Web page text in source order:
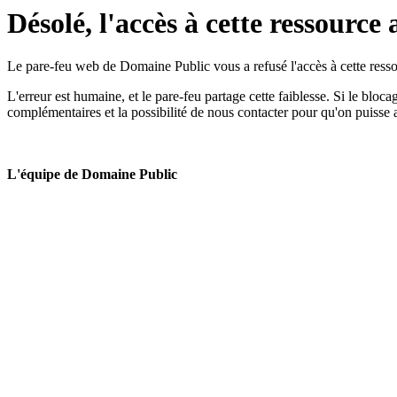
Désolé, l'accès à cette ressource
Le pare-feu web de Domaine Public vous a refusé l'accès à cette
L'erreur est humaine, et le pare-feu partage cette faiblesse. Si le
complémentaires et la possibilité de nous contacter pour qu'on puisse
L'équipe de Domaine Public